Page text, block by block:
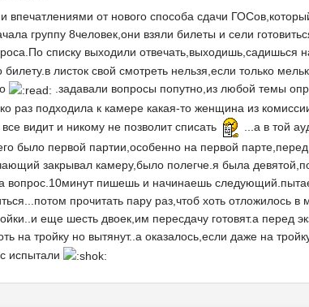
впечатлениями от нового способа сдачи
группу 8человек,они взяли билеты и сели
списку выходили
листок свой смотреть нельзя,если только
.задавали вопросы попутно,из любой темы
раз подходила к камере какая-то женщина из
видит и никому не позволит списать
...а в той
было первой партии,особенно на первой
закрывал камеру,было полегче.я была
вопрос.10минут пишешь и начинаешь
прочитать пару раз,чтоб хоть отложилось
еще шесть двоек,им пересдачу готовят.а
на тройку но вытянут..а оказалось,если даже на
испытали